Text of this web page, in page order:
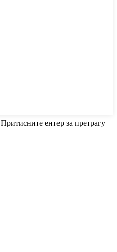
Притисните ентер за претрагу